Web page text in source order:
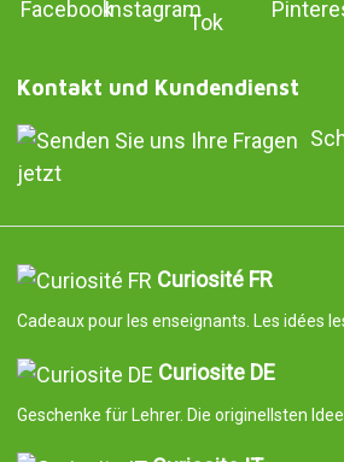
Kontakt und Kundendienst
jetzt
Curiosité FR
Cadeaux pour les enseignants. Les idées
Curiosite DE
Geschenke für Lehrer. Die originellsten